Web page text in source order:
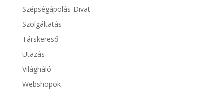
Szépségápolás-Divat
Szolgáltatás
Társkereső
Utazás
Világháló
Webshopok